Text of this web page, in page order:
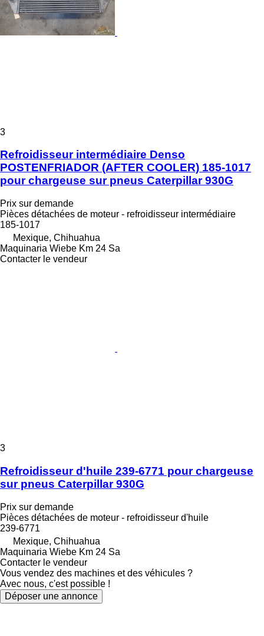
3
Refroidisseur intermédiaire Denso
POSTENFRIADOR (AFTER COOLER) 185-1017
pour chargeuse sur pneus Caterpillar 930G
Prix sur demande
Pièces détachées de moteur - refroidisseur intermédiaire
185-1017
Mexique, Chihuahua
Maquinaria Wiebe Km 24 Sa
Contacter le vendeur
3
Refroidisseur d'huile 239-6771 pour chargeuse
sur pneus Caterpillar 930G
Prix sur demande
Pièces détachées de moteur - refroidisseur d'huile
239-6771
Mexique, Chihuahua
Maquinaria Wiebe Km 24 Sa
Contacter le vendeur
Vous vendez des machines et des véhicules ?
Avec nous, c'est possible !
Déposer une annonce